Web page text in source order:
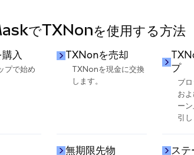
でTXNonを使用する方法
入
プで始め
TXNonを売却
TXNonを現金に交換
します。
プ
ブ
お
ー
引し
無期限先物 ステ